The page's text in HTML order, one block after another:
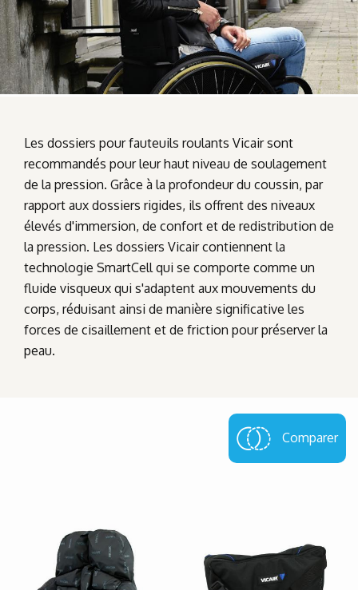
Les dossiers pour fauteuils roulants Vicair sont
recommandés pour leur haut niveau de soulagement
de la pression. Grâce à la profondeur du coussin, par
rapport aux dossiers rigides, ils offrent des niveaux
élevés d'immersion, de confort et de redistribution de
la pression. Les dossiers Vicair contiennent la
technologie SmartCell qui se comporte comme un
fluide visqueux qui s'adaptent aux mouvements du
corps, réduisant ainsi de manière significative les
forces de cisaillement et de friction pour préserver la
peau.
Comparer